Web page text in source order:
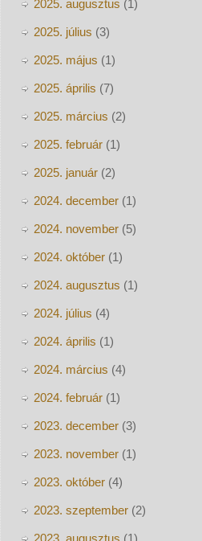
2025. augusztus (1)
2025. július (3)
2025. május (1)
2025. április (7)
2025. március (2)
2025. február(1)
2025. január(2)
2024. december(1)
2024. november(5)
2024. október(1)
2024. augusztus (1)
2024. július (4)
2024. április (1)
2024. március (4)
2024. február(1)
2023. december(3)
2023. november(1)
2023. október(4)
2023. szeptember(2)